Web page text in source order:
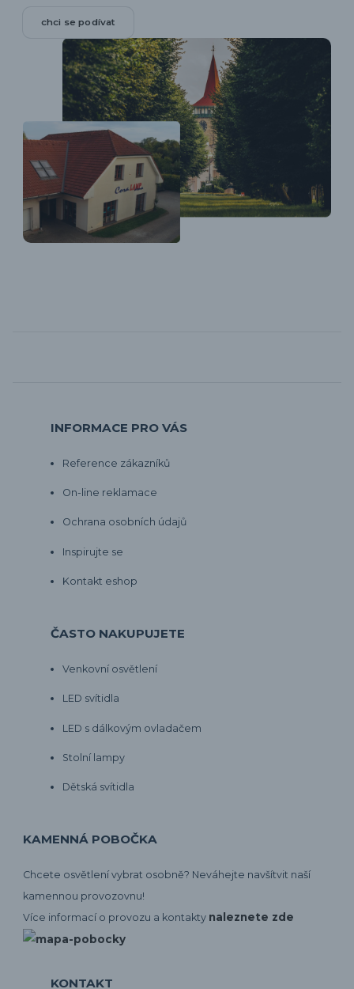
chci se podívat
INFORMACE PRO VÁS
Reference zákazníků
On-line reklamace
Ochrana osobních údajů
Inspirujte se
Kontakt eshop
ČASTO NAKUPUJETE
Venkovní osvětlení
LED svítidla
LED s dálkovým ovladačem
Stolní lampy
Dětská svítidla
KAMENNÁ POBOČKA
Chcete osvětlení vybrat osobně? Neváhejte navšítvit naší
kamennou provozovnu!
Více informací o provozu a kontakty naleznete zde
KONTAKT